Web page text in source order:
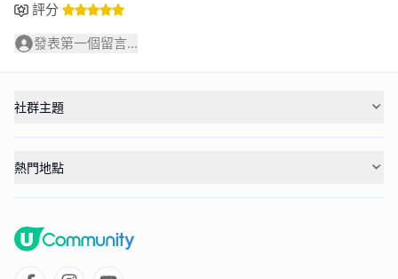
評分
發表第一個留言...
社群主題
熱門地點